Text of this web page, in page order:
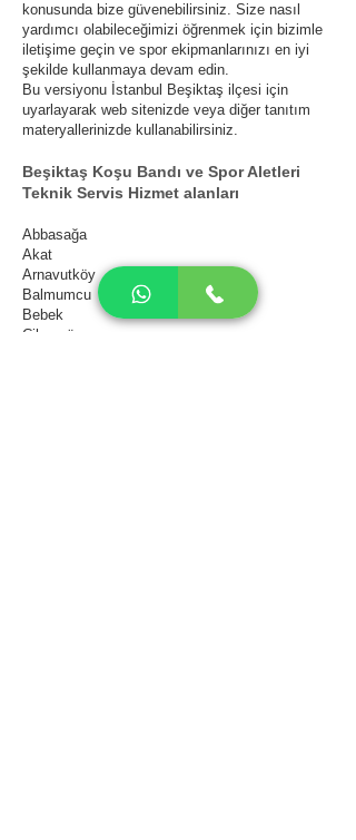
konusunda bize güvenebilirsiniz. Size nasıl
yardımcı olabileceğimizi öğrenmek için bizimle
iletişime geçin ve spor ekipmanlarınızı en iyi
şekilde kullanmaya devam edin.
Bu versiyonu İstanbul Beşiktaş ilçesi için
uyarlayarak web sitenizde veya diğer tanıtım
materyallerinizde kullanabilirsiniz.
Beşiktaş Koşu Bandı ve Spor Aletleri
Teknik Servis Hizmet alanları
Abbasağa
Akat
Arnavutköy
Balmumcu
Bebek
Cihannüma